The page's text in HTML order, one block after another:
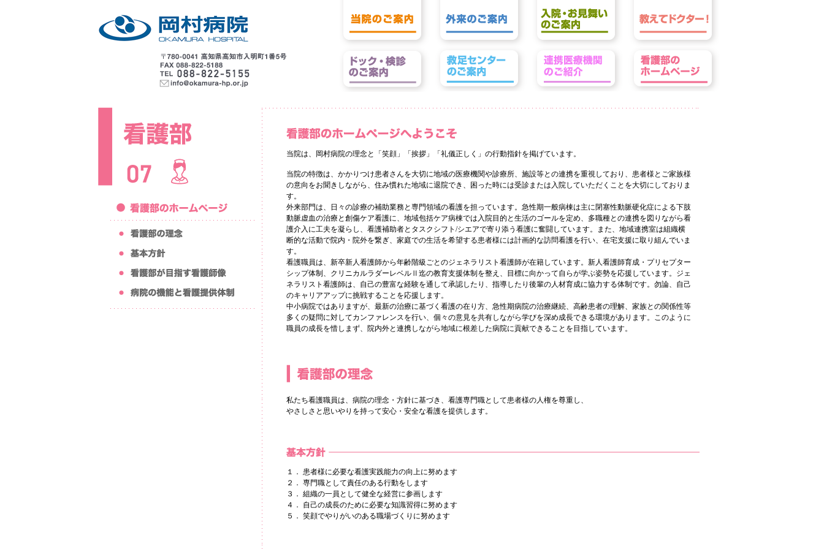
当院は、岡村病院の理念と「笑顔」「挨拶」「礼儀正しく」の行動指針を掲げています。
当院の特徴は、かかりつけ患者さんを大切に地域の医療機関や診療所、施設等との連携を重視しており、患者様とご家族様
の意向をお聞きしながら、住み慣れた地域に退院でき、困った時には受診または入院していただくことを大切にしておりま
す。
外来部門は、日々の診療の補助業務と専門領域の看護を担っています。急性期一般病棟は主に閉塞性動脈硬化症による下肢
動脈虚血の治療と創傷ケア看護に、地域包括ケア病棟では入院目的と生活のゴールを定め、多職種との連携を図りながら看
護介入に工夫を凝らし、看護補助者とタスクシフト/シエアで寄り添う看護に奮闘しています。また、地域連携室は組織横
断的な活動で院内・院外を繋ぎ、家庭での生活を希望する患者様には計画的な訪問看護を行い、在宅支援に取り組んでいま
す。
看護職員は、新卒新人看護師から年齢階級ごとのジェネラリスト看護師が在籍しています。新人看護師育成・プリセプター
シップ体制、クリニカルラダーレベルⅡ迄の教育支援体制を整え、目標に向かって自らが学ぶ姿勢を応援しています。ジェ
ネラリスト看護師は、自己の豊富な経験を通して承認したり、指導したり後輩の人材育成に協力する体制です。勿論、自己
のキャリアアップに挑戦することを応援します。
中小病院ではありますが、最新の治療に基づく看護の在り方、急性期病院の治療継続、高齢患者の理解、家族との関係性等
多くの疑問に対してカンファレンスを行い、個々の意見を共有しながら学びを深め成長できる環境があります。このように
職員の成長を惜しまず、院内外と連携しながら地域に根差した病院に貢献できることを目指しています。
私たち看護職員は、病院の理念・方針に基づき、看護専門職として患者様の人権を尊重し、
やさしさと思いやりを持って安心・安全な看護を提供します。
１． 患者様に必要な看護実践能力の向上に努めます
２． 専門職として責任のある行動をします
３． 組織の一員として健全な経営に参画します
４． 自己の成長のために必要な知識習得に努めます
５． 笑顔でやりがいのある職場づくりに努めます